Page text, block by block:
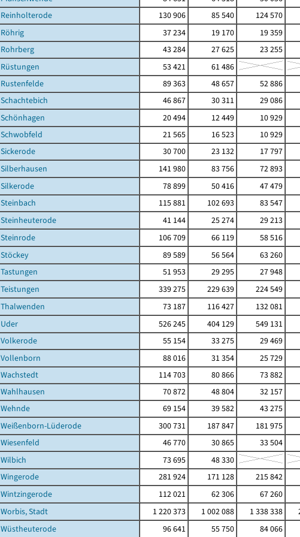
Reinholterode
130 906 85 540 124 570
Röhrig
37 234 19 170 19 359
Rohrberg
43 284 27 625 23 255
Rüstungen
53 421
61 486
Rustenfelde
89 363 48 657 52 886
Schachtebich
46 867 30 311 29 086
Schönhagen
20 494 12 449 10 929
Schwobfeld
21 565 16 523 10 929
Sickerode
30 700 23 132 17 797
Silberhausen
141 980 83 756 72 893
Silkerode
78 899 50 416 47 479
Steinbach
115 881 102 693 83 547
Steinheuterode
41 144 25 274 29 213
Steinrode
106 709 66 119 58 516
Stöckey
89 589 56 564 63 260
Tastungen
51 953 29 295 27 948
Teistungen
339 275 229 639 224 549
Thalwenden
73 187 116 427 132 081
Uder
526 245 404 129 549 131
Volkerode
55 154 33 275 29 469
Vollenborn
88 016 31 354 25 729
Wachstedt
114 703 80 866 73 882
Wahlhausen
70 872 48 804 32 157
Wehnde
69 154 39 582 43 275
Weißenborn-Lüderode
300 731 187 847 181 975
Wiesenfeld
46 770 30 865 33 504
Wilbich
73 695
48 330
Wingerode
281 924 171 128 215 842
Wintzingerode
112 021 62 306 67 260
Worbis, Stadt
1 220 373 1 002 088 1 338 338
Wüstheuterode
96 641 55 750 84 066